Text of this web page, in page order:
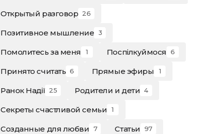
Открытый разговор 26
Позитивное мышление 3
Помолитесь за меня 1 Поспілкуймося 6
Принято считать 6 Прямые эфиры 1
Ранок Надії 25 Родители и дети 4
Секреты счастливой семьи 1
Созданные для любви 7 Статьи 97